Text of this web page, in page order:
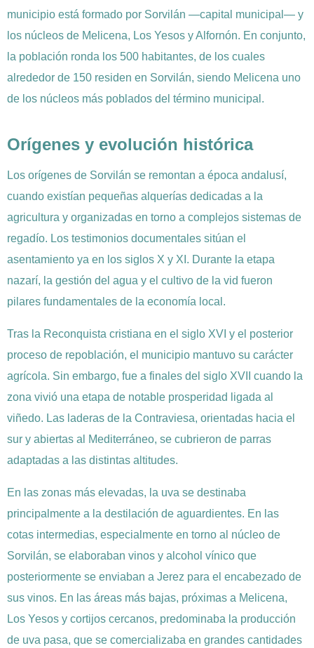
municipio está formado por Sorvilán —capital municipal— y
los núcleos de Melicena, Los Yesos y Alfornón. En conjunto,
la población ronda los 500 habitantes, de los cuales
alrededor de 150 residen en Sorvilán, siendo Melicena uno
de los núcleos más poblados del término municipal.
Orígenes y evolución histórica
Los orígenes de Sorvilán se remontan a época andalusí,
cuando existían pequeñas alquerías dedicadas a la
agricultura y organizadas en torno a complejos sistemas de
regadío. Los testimonios documentales sitúan el
asentamiento ya en los siglos X y XI. Durante la etapa
nazarí, la gestión del agua y el cultivo de la vid fueron
pilares fundamentales de la economía local.
Tras la Reconquista cristiana en el siglo XVI y el posterior
proceso de repoblación, el municipio mantuvo su carácter
agrícola. Sin embargo, fue a finales del siglo XVII cuando la
zona vivió una etapa de notable prosperidad ligada al
viñedo. Las laderas de la Contraviesa, orientadas hacia el
sur y abiertas al Mediterráneo, se cubrieron de parras
adaptadas a las distintas altitudes.
En las zonas más elevadas, la uva se destinaba
principalmente a la destilación de aguardientes. En las
cotas intermedias, especialmente en torno al núcleo de
Sorvilán, se elaboraban vinos y alcohol vínico que
posteriormente se enviaban a Jerez para el encabezado de
sus vinos. En las áreas más bajas, próximas a Melicena,
Los Yesos y cortijos cercanos, predominaba la producción
de uva pasa, que se comercializaba en grandes cantidades